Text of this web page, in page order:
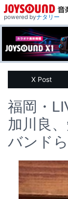
powered byナタリー
X Post
福岡・
加川良
バンド